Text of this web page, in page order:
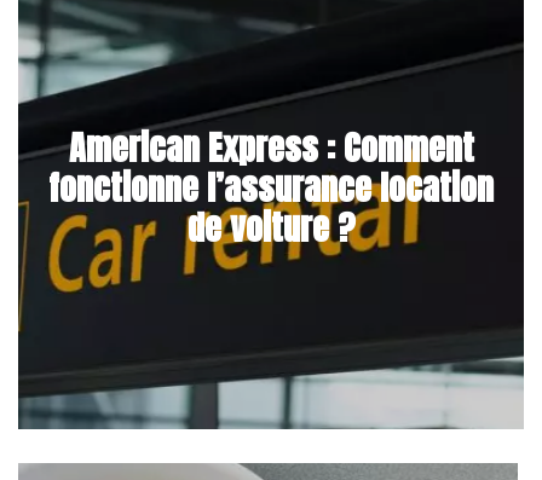
American Express : Comment
fonctionne l’assurance location
de voiture ?